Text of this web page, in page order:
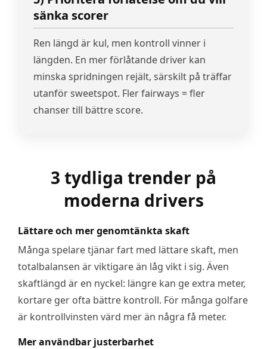
sänka scorer
Ren längd är kul, men kontroll vinner i
längden. En mer förlåtande driver kan
minska spridningen rejält, särskilt på träffar
utanför sweetspot. Fler fairways = fler
chanser till bättre score.
3 tydliga trender på
moderna drivers
Lättare och mer genomtänkta skaft
Många spelare tjänar fart med lättare skaft, men
totalbalansen är viktigare än låg vikt i sig. Även
skaftlängd är en nyckel: längre kan ge extra meter,
kortare ger ofta bättre kontroll. För många golfare
är kontrollvinsten värd mer än några få meter.
Mer användbar justerbarhet